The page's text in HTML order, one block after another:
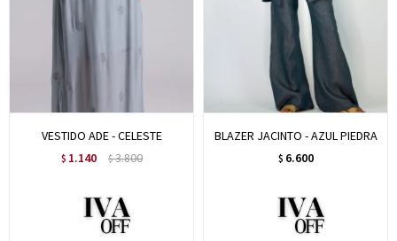
VESTIDO ADE - CELESTE
$ 1.140 $3.800
BLAZER JACINTO - AZUL PIEDRA
$ 6.600